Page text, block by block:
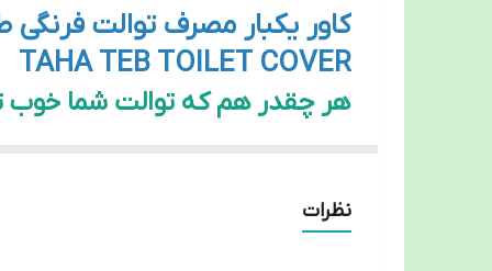
کاور یکبار مصرف توالت
TAHA TEB TOILET COVER
هر چقدر هم که توالت شما خوب
پوشش توالت فرنگی یکبار مصرف
نظرات